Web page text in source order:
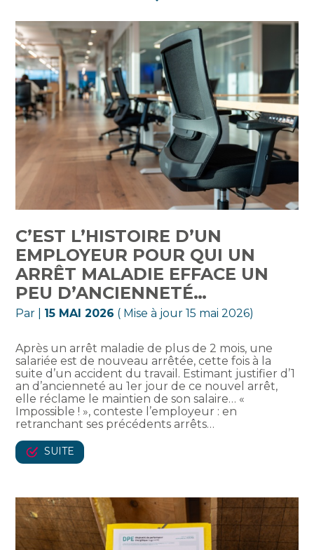
C’EST L’HISTOIRE D’UN
EMPLOYEUR POUR QUI UN
ARRÊT MALADIE EFFACE UN
PEU D’ANCIENNETÉ…
Par 15 MAI 2026 ( Mise à jour 15 mai 2026)
Après un arrêt maladie de plus de 2 mois, une
salariée est de nouveau arrêtée, cette fois à la
suite d’un accident du travail. Estimant justifier d’1
an d’ancienneté au 1er jour de ce nouvel arrêt,
elle réclame le maintien de son salaire… «
Impossible ! », conteste l’employeur : en
retranchant ses précédents arrêts…
SUITE